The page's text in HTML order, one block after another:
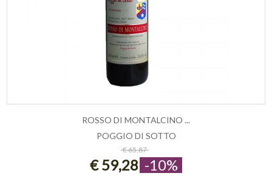
ESAURITO
ROSSO DI MONTALCINO ...
POGGIO DI SOTTO
€ 65,87
€ 59,28 -10%